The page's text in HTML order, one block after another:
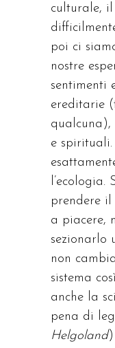
culturale,
poi ci
nostre
sentimenti
ereditarie
e
l’ecologia.
prendere
a piacere,
sezionarlo
non
sistema
anche la
pena di
Helgoland)